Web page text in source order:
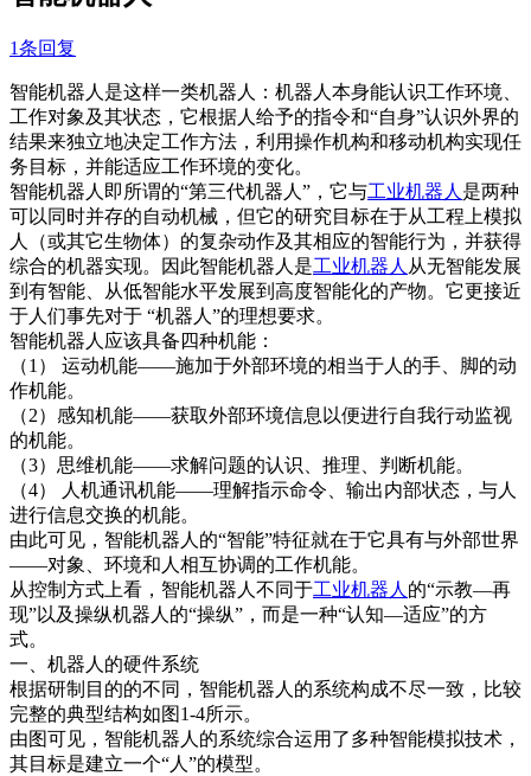
1条回复
智能机器人是这样一类机器人：机器人本身能认识工作环境、
工作对象及其状态，它根据人给予的指令和“自身”认识外界的
结果来独立地决定工作方法，利用操作机构和移动机构实现任
务目标，并能适应工作环境的变化。
智能机器人即所谓的“第三代机器人”，它与工业机器人 是两种
可以同时并存的自动机械，但它的研究目标在于从工程上模拟
人（或其它生物体）的复杂动作及其相应的智能行为，并获得
综合的机器实现。因此智能机器人是工业机器人 从无智能发展
到有智能、从低智能水平发展到高度智能化的产物。它更接近
于人们事先对于 “机器人”的理想要求。
智能机器人应该具备四种机能：
（1） 运动机能——施加于外部环境的相当于人的手、脚的动
作机能。
（2）感知机能——获取外部环境信息以便进行自我行动监视
的机能。
（3）思维机能——求解问题的认识、推理、判断机能。
（4） 人机通讯机能——理解指示命令、输出内部状态，与人
进行信息交换的机能。
由此可见，智能机器人的“智能”特征就在于它具有与外部世界
——对象、环境和人相互协调的工作机能。
从控制方式上看，智能机器人不同于工业机器人 的“示教—再
现”以及操纵机器人的“操纵”，而是一种“认知—适应”的方
式。
一、机器人的硬件系统
根据研制目的的不同，智能机器人的系统构成不尽一致，比较
完整的典型结构如图1-4所示。
由图可见，智能机器人的系统综合运用了多种智能模拟技术，
其目标是建立一个“人”的模型。